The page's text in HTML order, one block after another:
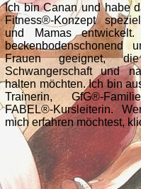
Ich bin Canan und habe
Fitness®-Konzept
und Mamas
Frauen geeignet,
Schwangerschaft und
halten möchten. Ich bin
Trainerin, GfG®-
FABEL®-Kursleiterin.
mich erfahren möchtest,